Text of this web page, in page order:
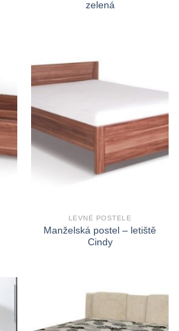
zelená
LEVNÉ POSTELE
Manželská postel – letiště
Cindy